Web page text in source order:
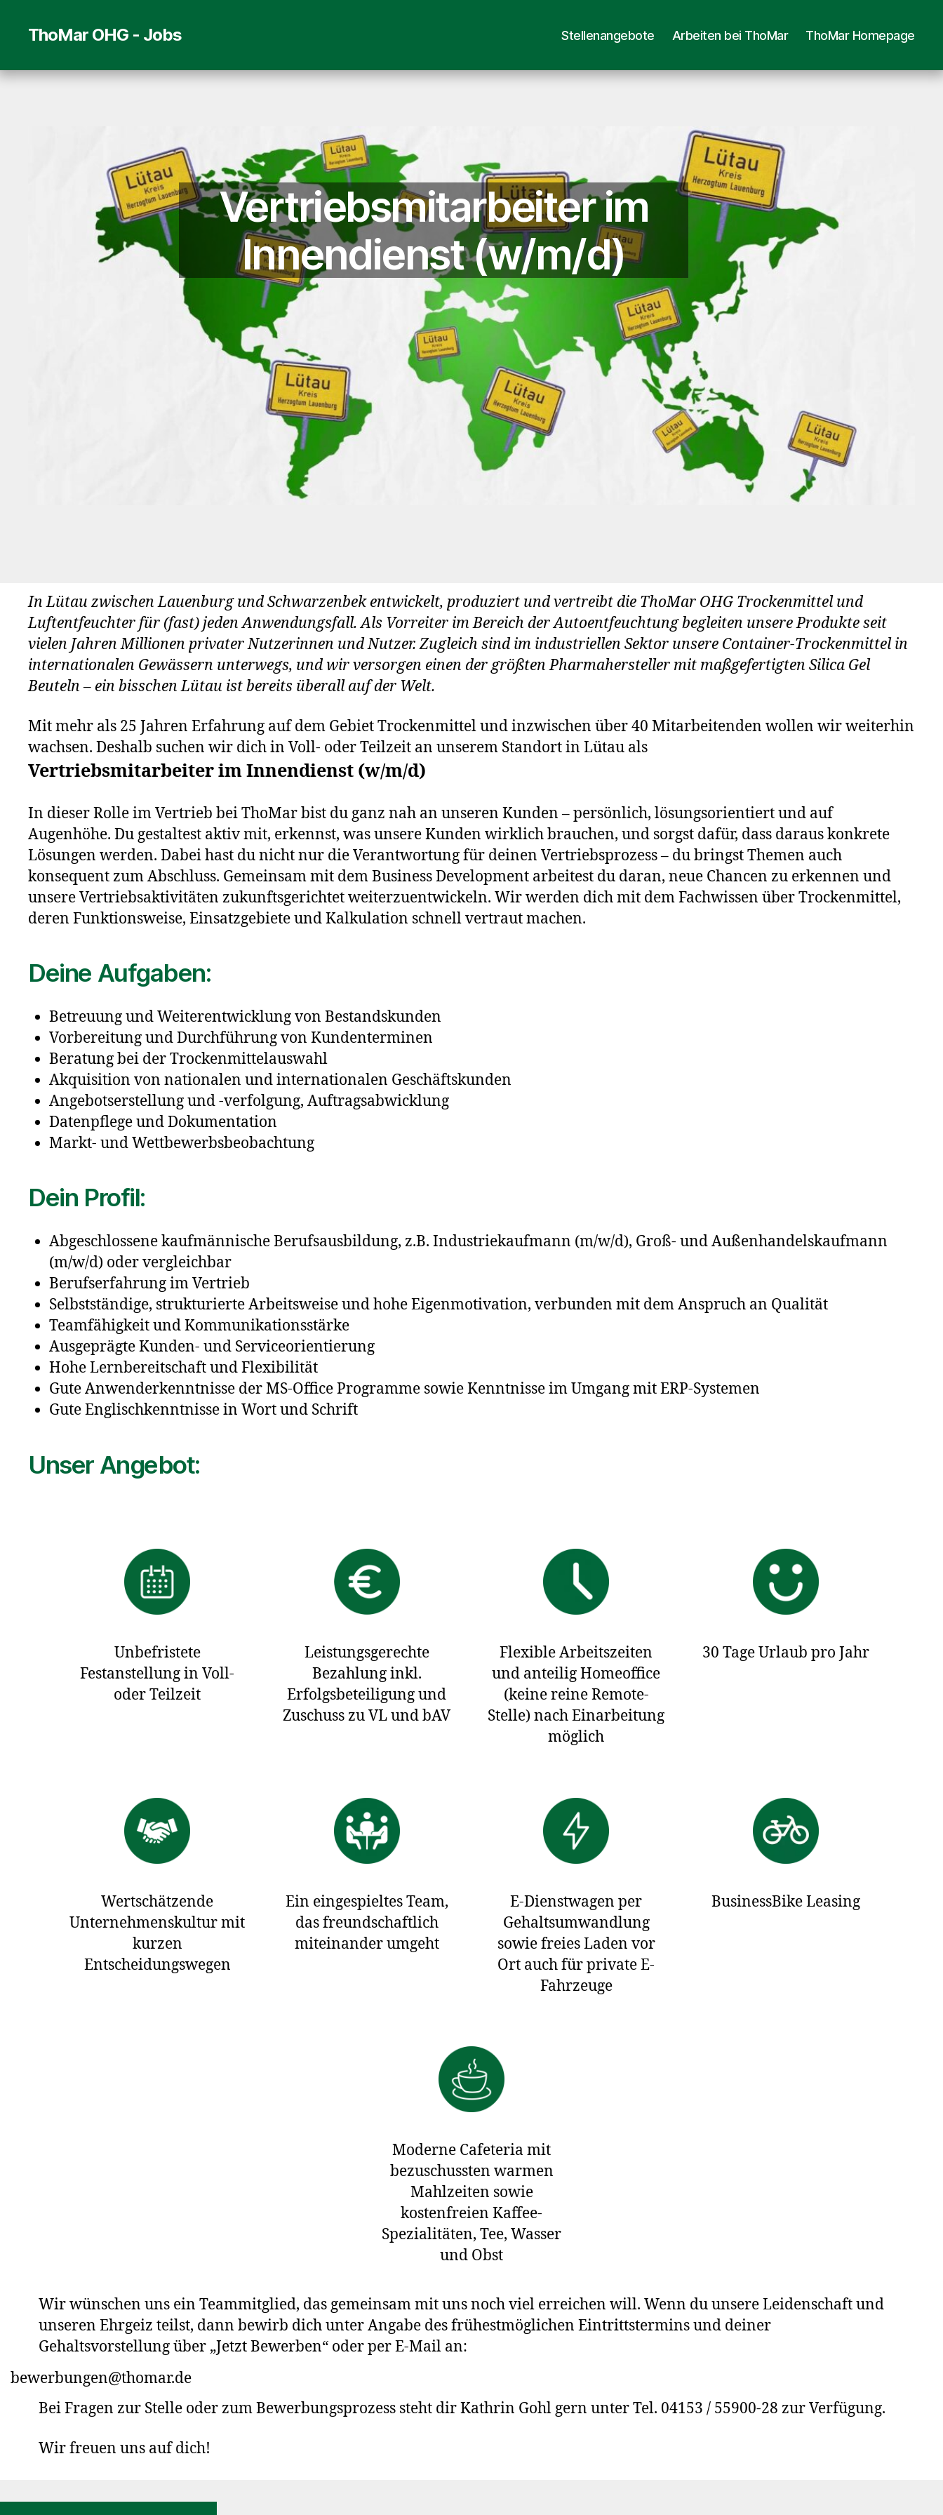
ThoMar OHG - Jobs Stellenangebote Arbeiten bei ThoMar ThoMar Homepage
Vertriebsmitarbeiter im
Innendienst (w/m/d)
In Lütau zwischen Lauenburg und Schwarzenbek entwickelt, produziert und vertreibt die ThoMar OHG Trockenmittel und
Luftentfeuchter für (fast) jeden Anwendungsfall. Als Vorreiter im Bereich der Autoentfeuchtung begleiten unsere Produkte seit
vielen Jahren Millionen privater Nutzerinnen und Nutzer. Zugleich sind im industriellen Sektor unsere Container-Trockenmittel in
internationalen Gewässern unterwegs, und wir versorgen einen der größten Pharmahersteller mit maßgefertigten Silica Gel
Beuteln – ein bisschen Lütau ist bereits überall auf der Welt.
Mit mehr als 25 Jahren Erfahrung auf dem Gebiet Trockenmittel und inzwischen über 40 Mitarbeitenden wollen wir weiterhin
wachsen. Deshalb suchen wir dich in Voll- oder Teilzeit an unserem Standort in Lütau als
Vertriebsmitarbeiter im Innendienst (w/m/d)
In dieser Rolle im Vertrieb bei ThoMar bist du ganz nah an unseren Kunden – persönlich, lösungsorientiert und auf
Augenhöhe. Du gestaltest aktiv mit, erkennst, was unsere Kunden wirklich brauchen, und sorgst dafür, dass daraus konkrete
Lösungen werden. Dabei hast du nicht nur die Verantwortung für deinen Vertriebsprozess – du bringst Themen auch
konsequent zum Abschluss. Gemeinsam mit dem Business Development arbeitest du daran, neue Chancen zu erkennen und
unsere Vertriebsaktivitäten zukunftsgerichtet weiterzuentwickeln. Wir werden dich mit dem Fachwissen über Trockenmittel,
deren Funktionsweise, Einsatzgebiete und Kalkulation schnell vertraut machen.
Deine Aufgaben:
Betreuung und Weiterentwicklung von Bestandskunden
Vorbereitung und Durchführung von Kundenterminen
Beratung bei der Trockenmittelauswahl
Akquisition von nationalen und internationalen Geschäftskunden
Angebotserstellung und -verfolgung, Auftragsabwicklung
Datenpflege und Dokumentation
Markt- und Wettbewerbsbeobachtung
Dein Profil:
Abgeschlossene kaufmännische Berufsausbildung, z.B. Industriekaufmann (m/w/d), Groß- und Außenhandelskaufmann
(m/w/d) oder vergleichbar
Berufserfahrung im Vertrieb
Selbstständige, strukturierte Arbeitsweise und hohe Eigenmotivation, verbunden mit dem Anspruch an Qualität
Teamfähigkeit und Kommunikationsstärke
Ausgeprägte Kunden- und Serviceorientierung
Hohe Lernbereitschaft und Flexibilität
Gute Anwenderkenntnisse der MS-Office Programme sowie Kenntnisse im Umgang mit ERP-Systemen
Gute Englischkenntnisse in Wort und Schrift
Unser Angebot:
Unbefristete
Festanstellung in Voll-
oder Teilzeit
Leistungsgerechte
Bezahlung inkl.
Erfolgsbeteiligung und
Zuschuss zu VL und bAV
Flexible Arbeitszeiten
und anteilig Homeoffice
(keine reine Remote-
Stelle) nach Einarbeitung
möglich
30 Tage Urlaub pro Jahr
Wertschätzende
Unternehmenskultur mit
kurzen
Entscheidungswegen
Ein eingespieltes Team,
das freundschaftlich
miteinander umgeht
E-Dienstwagen per
Gehaltsumwandlung
sowie freies Laden vor
Ort auch für private E-
Fahrzeuge
BusinessBike Leasing
Moderne Cafeteria mit
bezuschussten warmen
Mahlzeiten sowie
kostenfreien Kaffee-
Spezialitäten, Tee, Wasser
und Obst
Wir wünschen uns ein Teammitglied, das gemeinsam mit uns noch viel erreichen will. Wenn du unsere Leidenschaft und
unseren Ehrgeiz teilst, dann bewirb dich unter Angabe des frühestmöglichen Eintrittstermins und deiner
Gehaltsvorstellung über „Jetzt Bewerben“ oder per E-Mail an:
bewerbungen@thomar.de
Bei Fragen zur Stelle oder zum Bewerbungsprozess steht dir Kathrin Gohl gern unter Tel. 04153 / 55900-28 zur Verfügung.
Wir freuen uns auf dich!